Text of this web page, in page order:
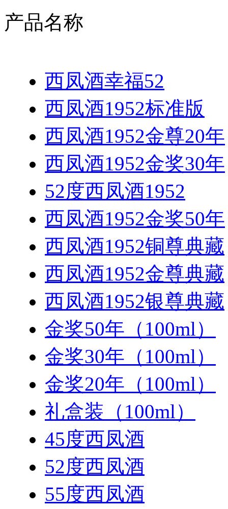
产品名称
西凤酒幸福52
西凤酒1952标准版
西凤酒1952金尊20年
西凤酒1952金奖30年
52度西凤酒1952
西凤酒1952金奖50年
西凤酒1952铜尊典藏
西凤酒1952金尊典藏
西凤酒1952银尊典藏
金奖50年（100ml）
金奖30年（100ml）
金奖20年（100ml）
礼盒装（100ml）
45度西凤酒
52度西凤酒
55度西凤酒